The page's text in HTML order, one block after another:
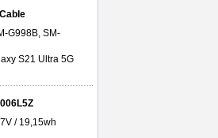
G998B, SM-
S21 Ultra 5G
/ 19,15wh